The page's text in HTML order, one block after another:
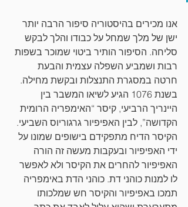
אנו מכירים בהיסטוריה סיפור הרבה יותר
ישן של מלך שמחל על כבודו והלך לבקש
סליחה. הסיפור הותיר ביטוי שמוכר בשפות
רבות ושמביע השפלה עצמית והבעת
חרטה במסגרת התנצלות ובקשת מחילה.
בשנת 1076 הגיע לשיאו המשבר בין
היינריך הרביעי, קיסר “האימפריה הרומית
הקדושה”, לבין האפיפיור גרגוריוס השביעי.
הקיסר הדיח מתפקידם בישופים שמונו על
ידי האפיפיור ובעקבות מעשה זה הורה
האפיפיור להחרים את הקיסר ולא לאפשר
לו למנות כוהני דת. כוהני הדת באימפריה
תמכו באפיפיור והקיסר חש שמלכותו